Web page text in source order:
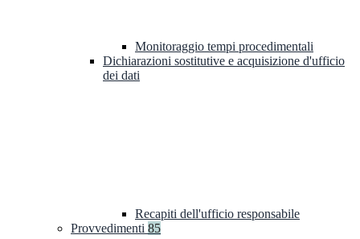
Monitoraggio tempi procedimentali
Dichiarazioni sostitutive e acquisizione d'ufficio
dei dati
Recapiti dell'ufficio responsabile
Provvedimenti 85